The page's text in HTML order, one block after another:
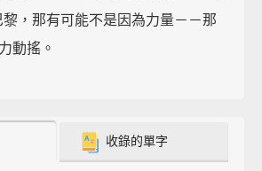
黎，那有可能不是因為力量－－那
動搖。
收錄的單字